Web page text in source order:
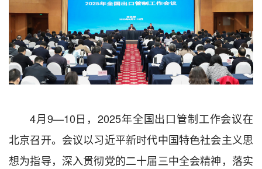
4月9—10日，2025年全国出口管制工作会议在
北京召开。会议以习近平新时代中国特色社会主义思
想为指导，深入贯彻党的二十届三中全会精神，落实